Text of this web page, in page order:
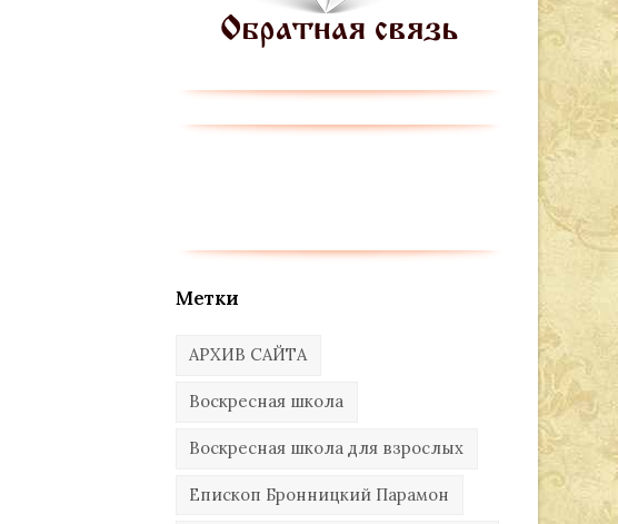
Метки
АРХИВ САЙТА
Воскресная школа
Воскресная школа для взрослых
Епископ Бронницкий Парамон